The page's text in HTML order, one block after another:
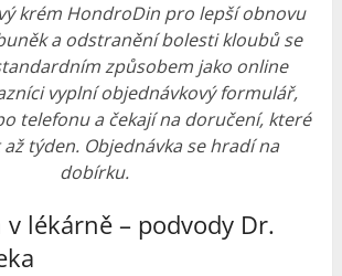
krém HondroDin pro lepší obnovu
a odstranění bolesti kloubů se
způsobem jako online
vyplní objednávkový formulář,
telefonu a čekají na doručení, které
týden. Objednávka se hradí na
dobírku.
lékárně – podvody Dr.